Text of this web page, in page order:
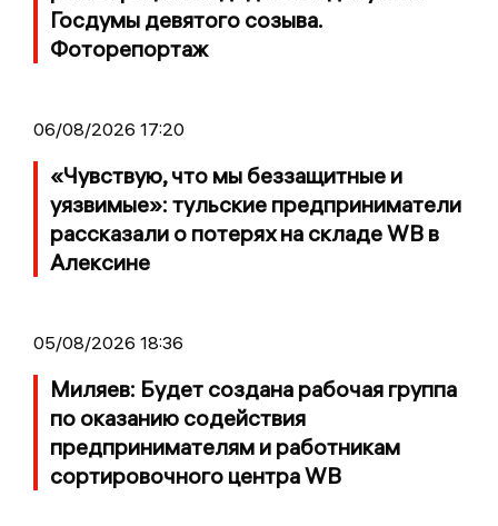
Госдумы девятого созыва.
Фоторепортаж
06/08/2026 17:20
«Чувствую, что мы беззащитные и
уязвимые»: тульские предприниматели
рассказали о потерях на складе WB в
Алексине
05/08/2026 18:36
Миляев: Будет создана рабочая группа
по оказанию содействия
предпринимателям и работникам
сортировочного центра WB